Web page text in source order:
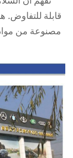
قابلة للتفاوض.
مصنوعة من مواد